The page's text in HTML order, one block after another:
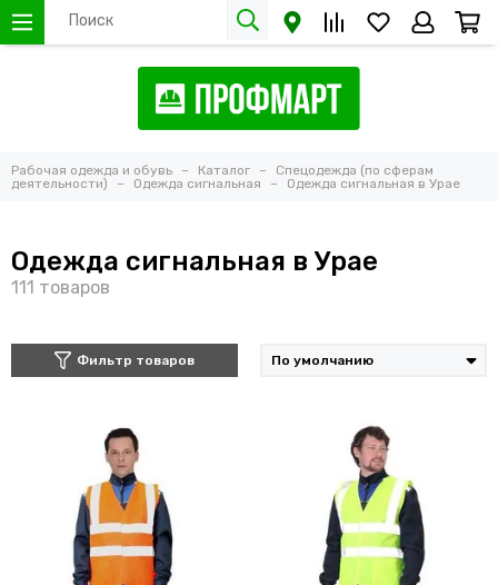
Рабочая одежда и обувь Каталог
Спецодежда (по сферам
деятельности)
Одежда сигнальная Одежда сигнальная в Урае
Одежда сигнальная в Урае
Фильтр товаров